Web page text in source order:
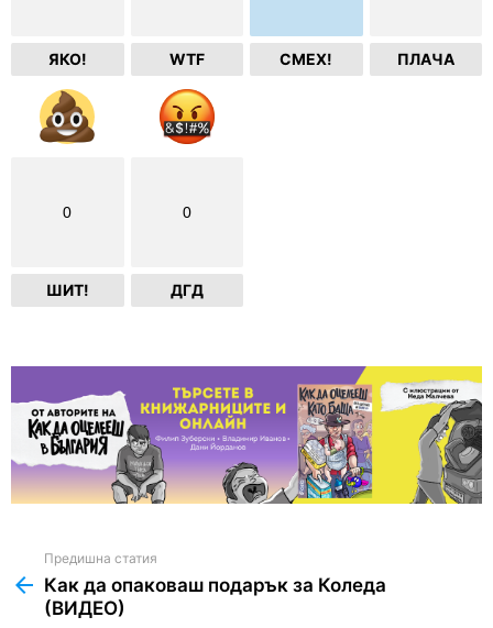
ЯКО! WTF СМЕХ! ПЛАЧА
0
ШИТ!
0
ДГД
more
Предишна статия
Как да опаковаш подарък за Коледа
(ВИДЕО)